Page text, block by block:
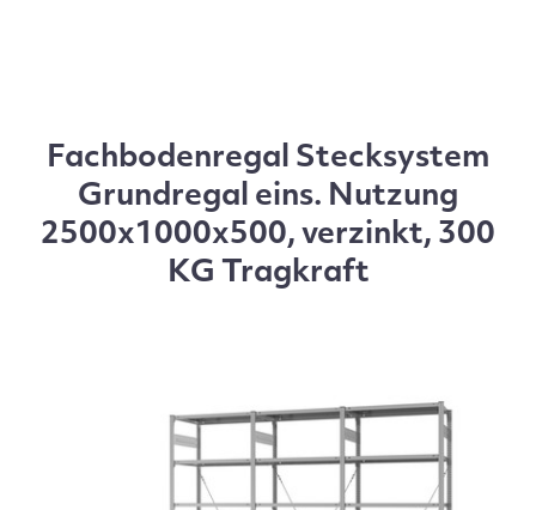
Fachbodenregal Stecksystem
Grundregal eins. Nutzung
2500x1000x500, verzinkt, 300
KG Tragkraft